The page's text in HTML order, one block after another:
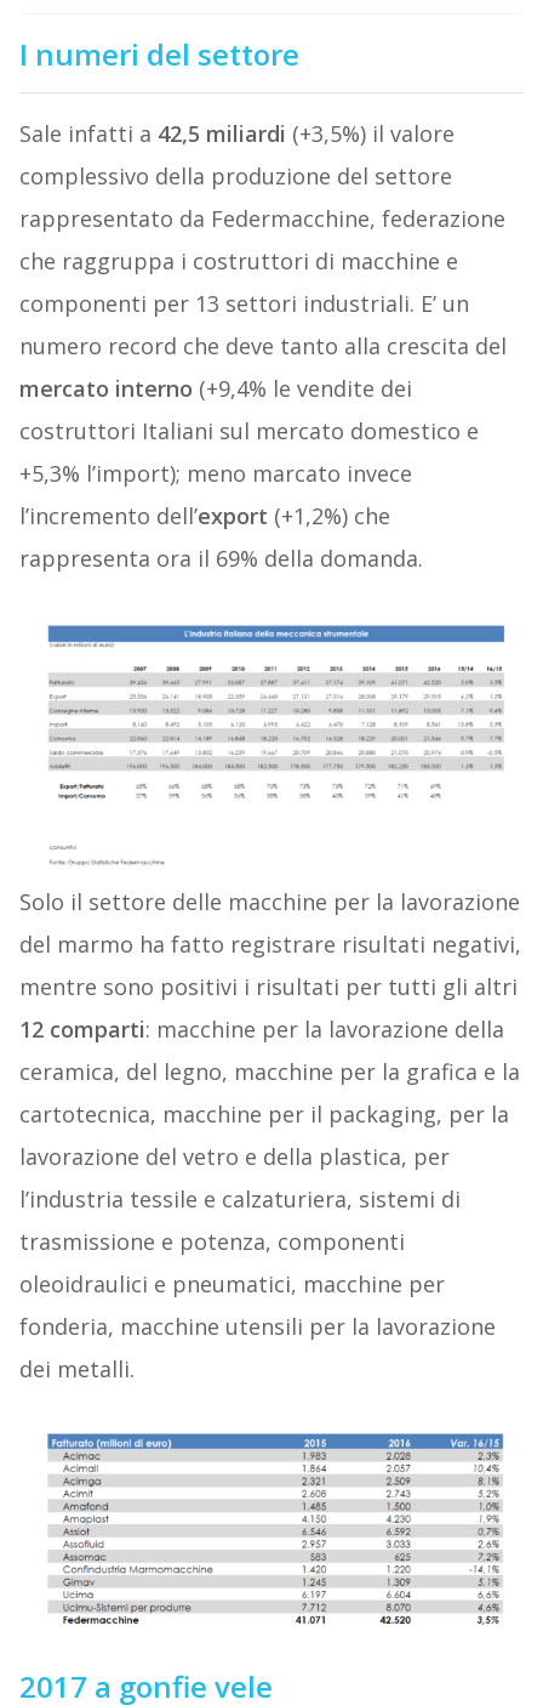
I numeri del settore
Sale infatti a 42,5 miliardi (+3,5%) il valore
complessivo della produzione del settore
rappresentato da Federmacchine, federazione
che raggruppa i costruttori di macchine e
componenti per 13 settori industriali. E’ un
numero record che deve tanto alla crescita del
mercato interno (+9,4% le vendite dei
costruttori Italiani sul mercato domestico e
+5,3% l’import); meno marcato invece
l’incremento dell’export (+1,2%) che
rappresenta ora il 69% della domanda.
Solo il settore delle macchine per la lavorazione
del marmo ha fatto registrare risultati negativi,
mentre sono positivi i risultati per tutti gli altri
12 comparti: macchine per la lavorazione della
ceramica, del legno, macchine per la grafica e la
cartotecnica, macchine per il packaging, per la
lavorazione del vetro e della plastica, per
l’industria tessile e calzaturiera, sistemi di
trasmissione e potenza, componenti
oleoidraulici e pneumatici, macchine per
fonderia, macchine utensili per la lavorazione
dei metalli.
2017 a gonfie vele